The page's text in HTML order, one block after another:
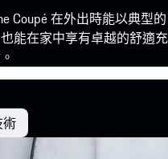
Coupé 在外出時能以典型的
能在家中享有卓越的舒適充